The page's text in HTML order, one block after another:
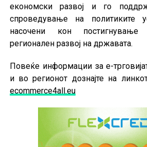
економски развој и го
спроведување на политиките
насочени кон
регионален развој на државата.
Повеќе информации за е-
и во регионот дознајте на
ecommerce4all.eu